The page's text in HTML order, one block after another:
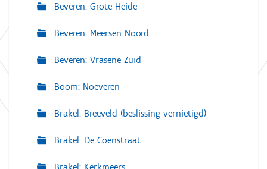
Beveren: Grote Heide
Beveren: Meersen Noord
Beveren: Vrasene Zuid
Boom: Noeveren
Brakel: Breeveld (beslissing vernietigd)
Brakel: De Coenstraat